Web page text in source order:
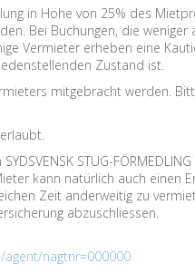
in Höhe von 25% des
Bei Buchungen, die weniger
Vermieter erheben eine
Zustand ist.
mitgebracht werden.
STUG-
kann natürlich auch einen
Zeit anderweitig zu
abzuschliessen.
nagtnr=000000